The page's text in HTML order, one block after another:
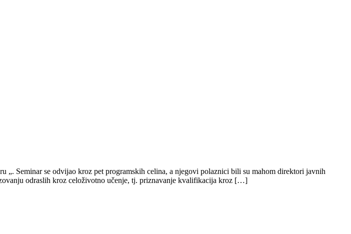
„. Seminar se odvijao kroz pet programskih celina, a njegovi polaznici bili su mahom direktori javnih
odraslih kroz celoživotno učenje, tj. priznavanje kvalifikacija kroz […]